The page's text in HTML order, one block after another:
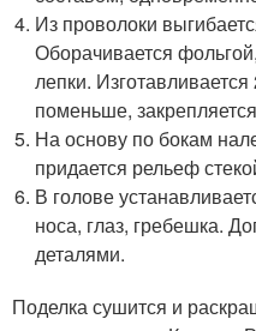
Из проволоки
Оборачивается
лепки.
поменьше,
На основу по бокам
придается рельеф
В голове
носа, глаз, гребешка.
деталями.
Поделка сушится и